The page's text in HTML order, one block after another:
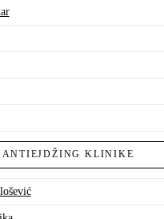
ANTIEJDŽING KLINIKE